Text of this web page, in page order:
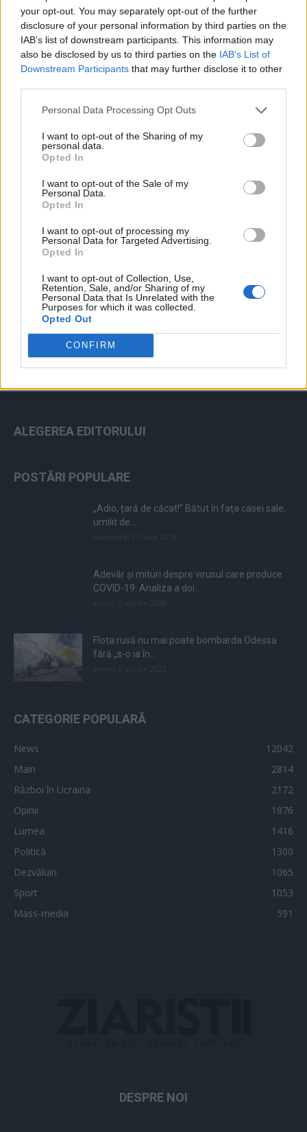
your opt-out. You may separately opt-out of the further
disclosure of your personal information by third parties on the
IAB’s list of downstream participants. This information may
also be disclosed by us to third parties on the IAB’s List of
Downstream Participants that may further disclose it to other
Personal Data Processing Opt Outs
I want to opt-out of the Sharing of my
personal data.
Opted In
I want to opt-out of the Sale of my
Personal Data.
Opted In
I want to opt-out of processing my
Personal Data for Targeted Advertising.
Opted In
I want to opt-out of Collection, Use,
Retention, Sale, and/or Sharing of my
Personal Data that Is Unrelated with the
Purposes for which it was collected.
Opted Out
CONFIRM
Partidul Patrioților (Surugiu)
FAR (Coarnă)
România pe Primul Loc (Ponta)
Altul
Arhiva sondajelor
ad
ALEGEREA EDITORULUI
POSTĂRI POPULARE
„Adio, țară de căcat!” Bătut în fața casei sale,
umilit de...
Adevăr și mituri despre virusul care produce
COVID-19. Analiza a doi...
Flota rusă nu mai poate bombarda Odessa
fără „s-o ia în...
CATEGORIE POPULARĂ
News
12042
Main
2814
Război în Ucraina
2172
Opinii
1876
Lumea
1416
Politică
1300
Dezvăluiri
1065
Sport
1053
Mass-media
591
DESPRE NOI